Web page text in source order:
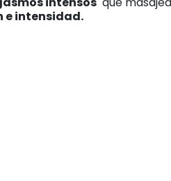
e intensidad.